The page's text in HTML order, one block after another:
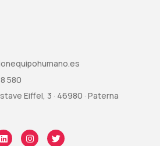
580
Eiffel, 3 · 46980 · Paterna